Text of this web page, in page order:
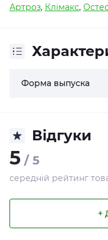
Артроз, Клімакс,
Форма выпуска
Відгуки
5 / 5
середній рейтинг
+